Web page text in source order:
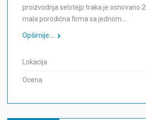
proizvodnja selotejp traka je osnovano
mala porodična firma sa jednom…
Opširnije....
Lokacija
Ocena